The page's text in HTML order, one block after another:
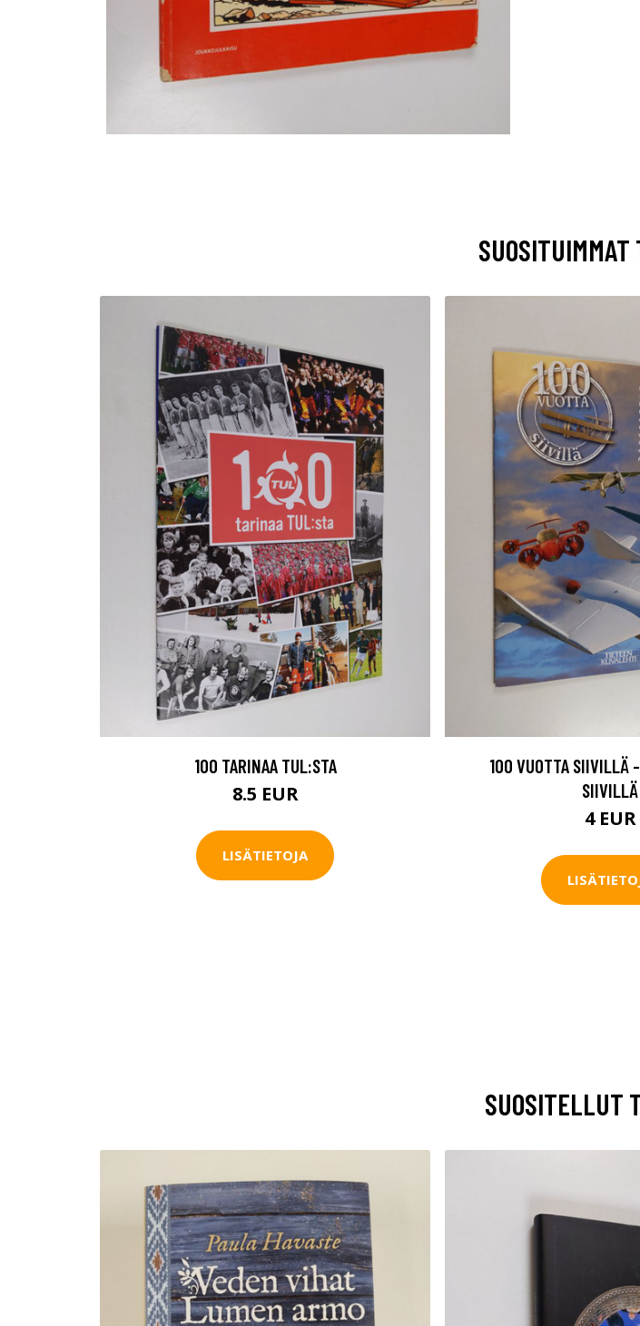
100 TARINAA TUL:STA
8.5 EUR
LISÄTIETOJA
100 VUOTTA SIIVILLÄ
SIIVILLÄ
4 EUR
SUOSITELLUT